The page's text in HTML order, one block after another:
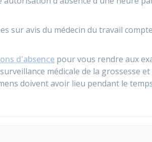
sur avis du médecin du travail
d'absence pour vous rendre aux
médicale de la grossesse
doivent avoir lieu pendant le